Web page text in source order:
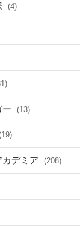
(4)
ー (13)
デミア (208)